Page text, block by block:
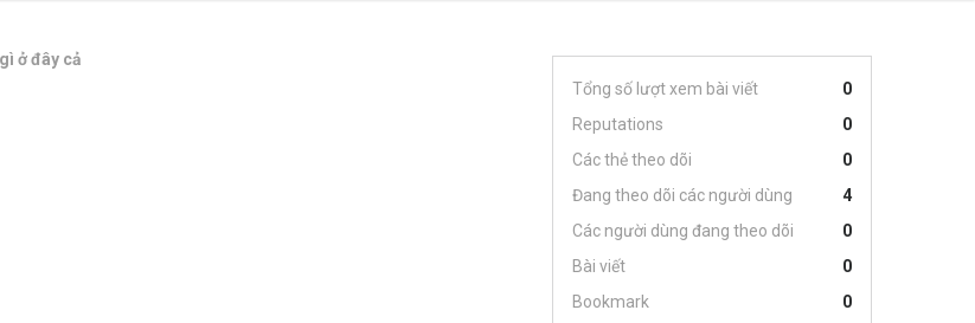
ở đây cả
Tổng số lượt xem bài viết
0
Reputations
0
Các thẻ theo dõi
0
Đang theo dõi các người dùng
4
Các người dùng đang theo dõi
0
Bài viết
0
Bookmark
0